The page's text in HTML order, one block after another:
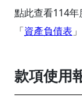
點此查看114
「資產負債表
款項使用